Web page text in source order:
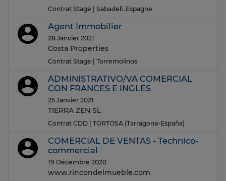
Contrat Stage | Sabadell ,Espagne
Agent Immobilier
28 Janvier 2021
Costa Properties
Contrat Stage | Torremolinos
ADMINISTRATIVO/VA COMERCIAL
CON FRANCES E INGLES
25 Janvier 2021
TIERRA ZEN SL
Contrat CDD | TORTOSA (Tarragona-España)
COMERCIAL DE VENTAS - Technico-
commercial
19 Décembre 2020
www.rincondelmueble.com